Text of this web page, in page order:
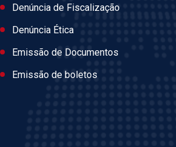
Denúncia de Fiscalização
Denúncia Ética
Emissão de Documentos
Emissão de boletos